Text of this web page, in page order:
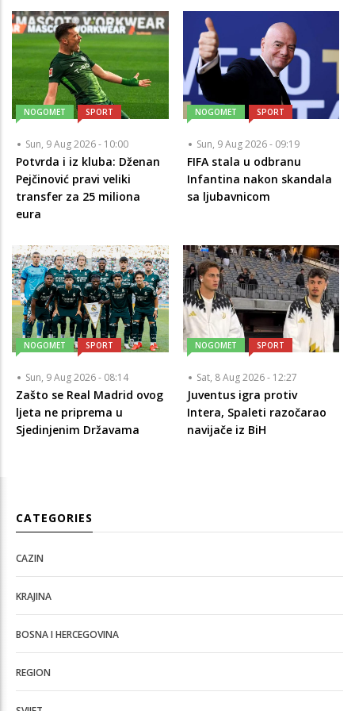
NOGOMET SPORT
Sun, 9 Aug 2026 - 10:00
Potvrda i iz kluba: Dženan
Pejčinović pravi veliki
transfer za 25 miliona
eura
NOGOMET SPORT
Sun, 9 Aug 2026 - 09:19
FIFA stala u odbranu
Infantina nakon skandala
sa ljubavnicom
NOGOMET SPORT
Sun, 9 Aug 2026 - 08:14
Zašto se Real Madrid ovog
ljeta ne priprema u
Sjedinjenim Državama
NOGOMET SPORT
Sat, 8 Aug 2026 - 12:27
Juventus igra protiv
Intera, Spaleti razočarao
navijače iz BiH
CATEGORIES
CAZIN
KRAJINA
BOSNA I HERCEGOVINA
REGION